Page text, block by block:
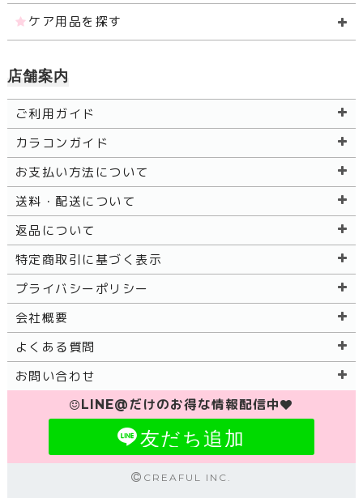
ケア用品を探す
店舗案内
ご利用ガイド
カラコンガイド
お支払い方法について
送料・配送について
返品について
特定商取引に基づく表示
プライバシーポリシー
会社概要
よくある質問
お問い合わせ
LINE@だけのお得な情報配信中
友だち追加
CREAFUL INC.